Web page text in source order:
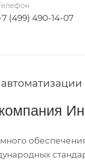
(499) 490-14-07